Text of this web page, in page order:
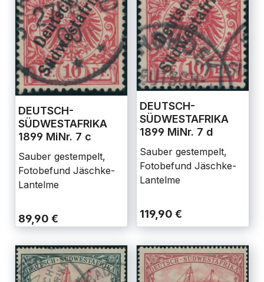
DEUTSCH-
SÜDWESTAFRIKA
1899 MiNr. 7 c
Sauber gestempelt,
Fotobefund Jäschke-
Lantelme
89,90 €
DEUTSCH-
SÜDWESTAFRIKA
1899 MiNr. 7 d
Sauber gestempelt,
Fotobefund Jäschke-
Lantelme
119,90 €